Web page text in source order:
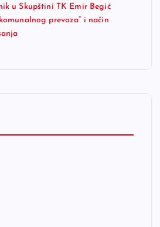
u Skupštini TK Emir Begić
prevoza“ i način